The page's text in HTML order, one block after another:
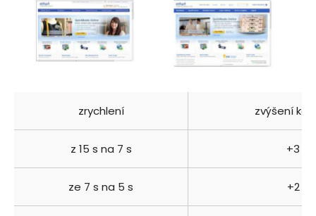
zrychlení zvýšení
z 15 s na 7 s +3 %
ze 7 s na 5 s +2 %